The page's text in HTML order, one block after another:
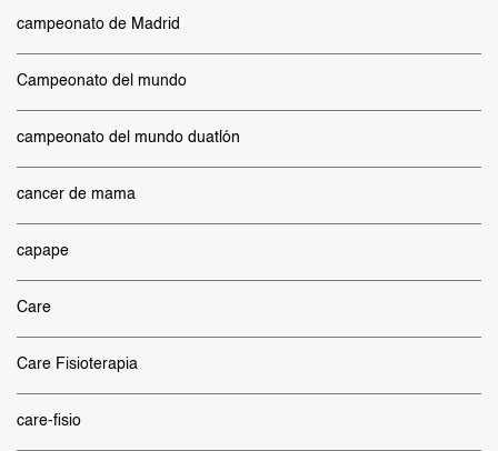
campeonato de Madrid
Campeonato del mundo
campeonato del mundo duatlón
cancer de mama
capape
Care
Care Fisioterapia
care-fisio